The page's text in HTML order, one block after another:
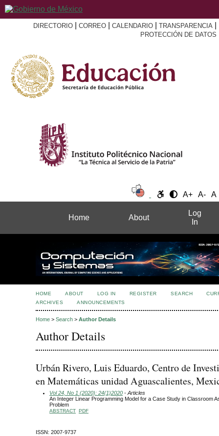
DIRECTORIO CORREO CALENDARIO TRANSPARENCIA
PROTECCIÓN DE DATOS
A+ A- A
Home About
Log
In
HOME ABOUT LOG IN REGISTER SEARCH
ARCHIVES
ANNOUNCEMENTS
Home > Search > Author Details
Author Details
Urbán Rivero, Luis Eduardo, Centro de
en Matemáticas unidad Aguascalientes,
Vol 24, No 1 (2020): 24(1)2020 - Articles
An Integer Linear Programming Model for a Case Study in Classroom
Problem
ABSTRACT PDF
ISSN: 2007-9737